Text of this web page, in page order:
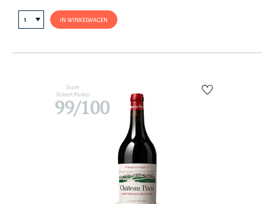
IN WINKELWAGEN
Score
Robert Parker
99/100